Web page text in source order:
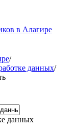
в Алагире
/
данных/
данных